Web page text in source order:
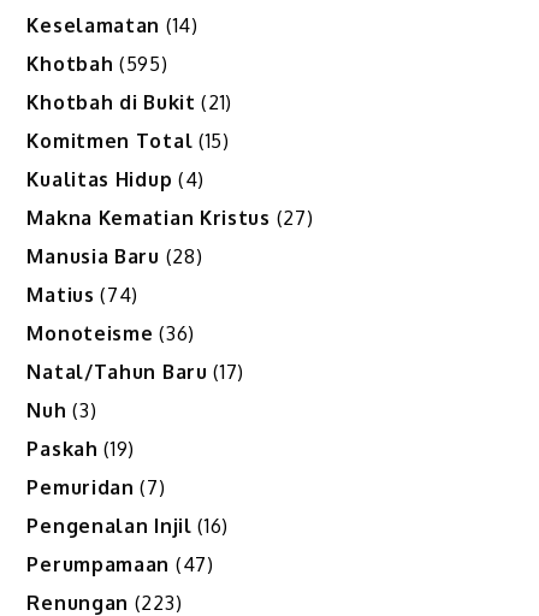
Keselamatan (14)
Khotbah (595)
Khotbah di Bukit (21)
Komitmen Total (15)
Kualitas Hidup (4)
Makna Kematian Kristus (27)
Manusia Baru (28)
Matius (74)
Monoteisme (36)
Natal/Tahun Baru (17)
Nuh (3)
Paskah (19)
Pemuridan (7)
Pengenalan Injil (16)
Perumpamaan (47)
Renungan (223)